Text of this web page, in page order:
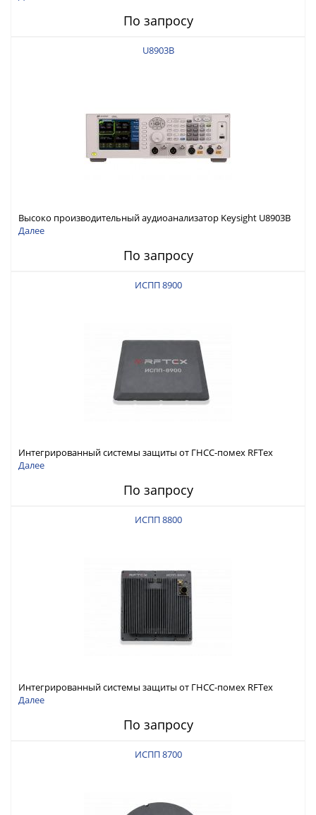
По запросу
U8903B
Высоко производительный аудиоанализатор Keysight U8903B
Далее
По запросу
ИСПП 8900
Интегрированный системы защиты от ГНСС-помех RFТех
ИСПП 8900
Далее
По запросу
ИСПП 8800
Интегрированный системы защиты от ГНСС-помех RFТех
ИСПП 8800
Далее
По запросу
ИСПП 8700